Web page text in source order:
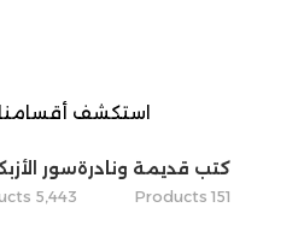
استكشف أقسامنا
كتب قديمة ونادرة
151 Products
سور
5٬443 Products